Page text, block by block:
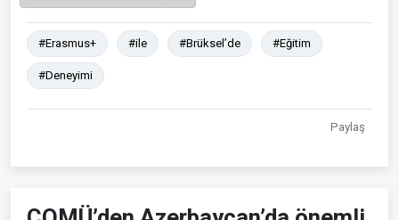
#Erasmus+ #ile #Brüksel’de #Eğitim
#Deneyimi
Paylaş